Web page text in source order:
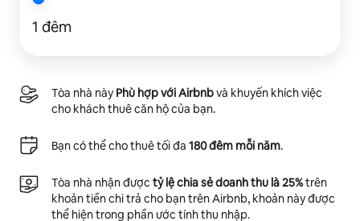
1 đêm
Tòa nhà này Phù hợp với Airbnbvà khuyến khích việc
cho khách thuê căn hộ của bạn.
Bạn có thể cho thuê tối đa 180 đêm mỗi năm.
Tòa nhà nhận được tỷ lệ chia sẻ doanh thu là 25%trên
khoản tiền chi trả cho bạn trên Airbnb, khoản này được
thể hiện trong phần ước tính thu nhập.